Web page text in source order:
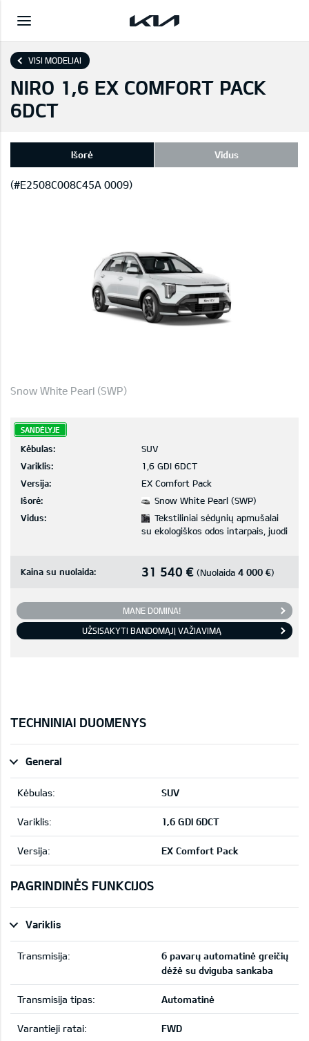
VISI MODELIAI
NIRO 1,6 EX COMFORT PACK
6DCT
Išorė Vidus
(#E2508C008C45A 0009)
Snow White Pearl (SWP)
SANDĖLYJE
Kėbulas:
SUV
Variklis:
1,6 GDI 6DCT
Versija:
EX Comfort Pack
Išorė:
Snow White Pearl (SWP)
Vidus:
Tekstiliniai sėdynių apmušalai
su ekologiškos odos intarpais, juodi
Kaina su nuolaida: 31 540 € (Nuolaida 4 000 €)
MANE DOMINA!
UŽSISAKYTI BANDOMĄJĮ VAŽIAVIMĄ
TECHNINIAI DUOMENYS
General
Kėbulas: SUV
Variklis: 1,6 GDI 6DCT
Versija: EX Comfort Pack
PAGRINDINĖS FUNKCIJOS
Variklis
Transmisija:
6 pavarų automatinė greičių
dėžė su dviguba sankaba
Transmisija tipas: Automatinė
Varantieji ratai: FWD